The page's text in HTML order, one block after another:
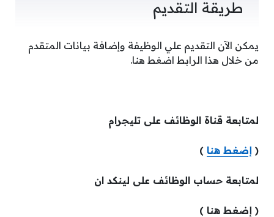
طريقة التقديم
يمكن الآن التقديم علي الوظيفة وإضافة بيانات المتقدم
من خلال هذا الرابط اضغط هنا.
لمتابعة قناة الوظائف على تليجرام
( إضغط هنا )
لمتابعة حساب الوظائف على لينكد ان
( إضغط هنا )